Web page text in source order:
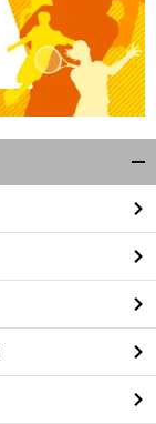
キ
ックオフはいつ
？
バーレーン代表vs日本代表の試合日程
・
開始時間｜アジアカップ
カタール2023
閉
る